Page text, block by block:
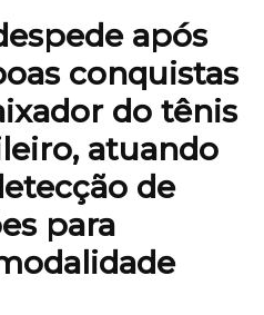
após
conquistas
do tênis
atuando
de
para